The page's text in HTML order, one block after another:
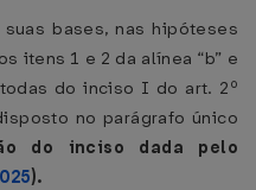
bases, nas hipóteses
itens 1 e 2 da alínea “b” e
do inciso I do art. 2º
no parágrafo único
do inciso dada pelo
).